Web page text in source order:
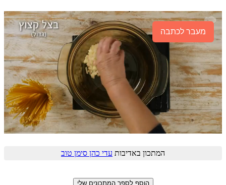
מעבר לכתבה
המתכון באדיבות עדי כהן סימן טוב